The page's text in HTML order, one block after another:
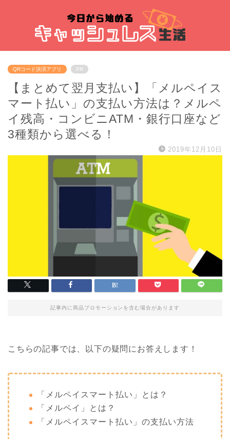
QRコード決済アプリ PR
【まとめて翌月支払い】「メルペイス
マート払い」の支払い方法は？メルペ
イ残高・コンビニATM・銀行口座など
3種類から選べる！
2019年12月10日
記事内に商品プロモーションを含む場合があります
こちらの記事では、以下の疑問にお答えします！
「メルペイスマート払い」とは？
「メルペイ」とは？
「メルペイスマート払い」の支払い方法